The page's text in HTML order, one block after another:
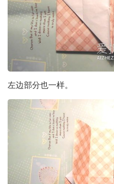
左边部分也一样。